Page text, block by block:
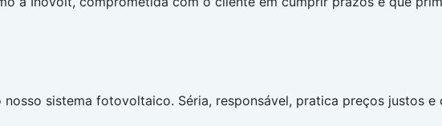
sistema fotovoltaico. Séria, responsável, pratica preços justos e